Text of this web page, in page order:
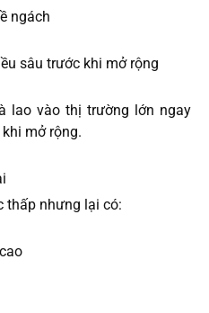
ngách
sâu trước khi mở rộng
lao vào thị trường lớn ngay
mở rộng.
thấp nhưng lại có: